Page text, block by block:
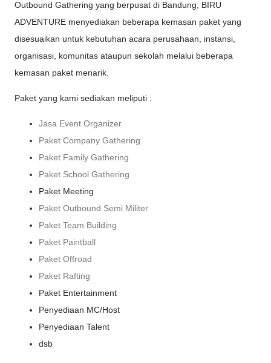
Outbound Gathering yang berpusat di Bandung, BIRU
ADVENTURE menyediakan beberapa kemasan paket yang
disesuaikan untuk kebutuhan acara perusahaan, instansi,
organisasi, komunitas ataupun sekolah melalui beberapa
kemasan paket menarik.
Paket yang kami sediakan meliputi :
Jasa Event Organizer
Paket Company Gathering
Paket Family Gathering
Paket School Gathering
Paket Meeting
Paket Outbound Semi Militer
Paket Team Building
Paket Paintball
Paket Offroad
Paket Rafting
Paket Entertainment
Penyediaan MC/Host
Penyediaan Talent
dsb